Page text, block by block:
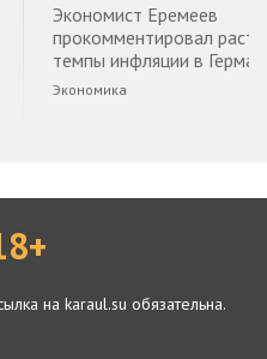
Экономист Еремеев
прокомментировал
темпы инфляции в
Экономика
на karaul.su обязательна.